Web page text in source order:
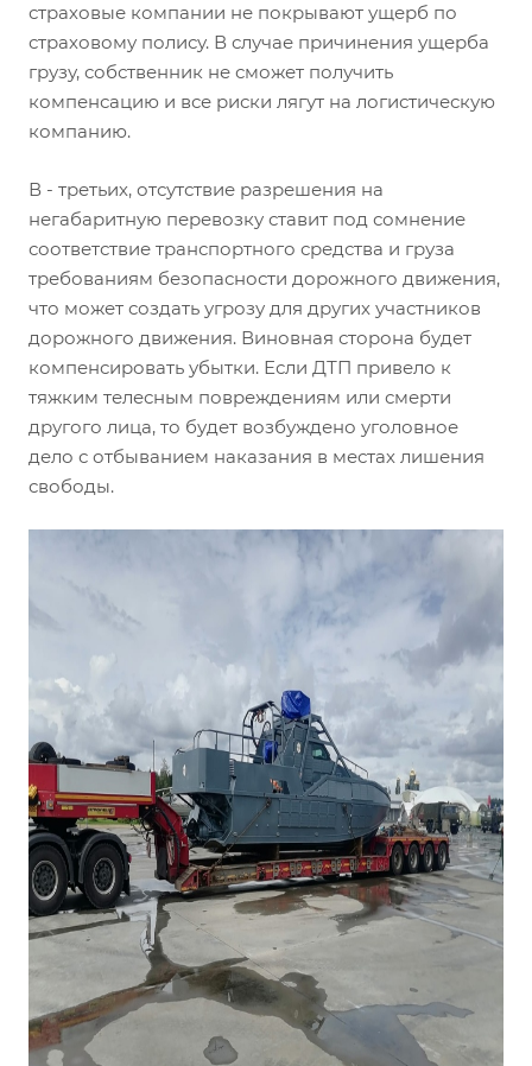
страховые компании не покрывают ущерб по
страховому полису. В случае причинения ущерба
грузу, собственник не сможет получить
компенсацию и все риски лягут на логистическую
компанию.
В - третьих, отсутствие разрешения на
негабаритную перевозку ставит под сомнение
соответствие транспортного средства и груза
требованиям безопасности дорожного движения,
что может создать угрозу для других участников
дорожного движения. Виновная сторона будет
компенсировать убытки. Если ДТП привело к
тяжким телесным повреждениям или смерти
другого лица, то будет возбуждено уголовное
дело с отбыванием наказания в местах лишения
свободы.